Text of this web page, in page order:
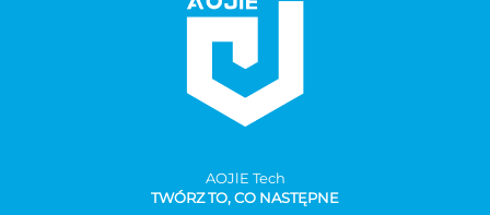
AOJlE Tech
TWÓRZ TO, CO NASTĘPNE